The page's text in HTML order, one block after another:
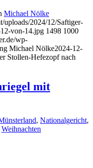
Michael Nölke
uploads/2024/12/Saftiger-
von-14.jpg 1498 1000
wp-
Michael Nölke2024-12-
Stollen-Hefezopf nach
mit
, Nationalgericht,
Weihnachten